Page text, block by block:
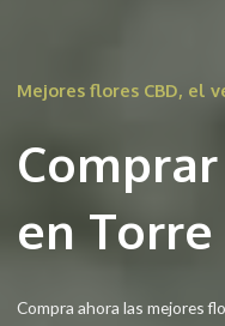
Mejores flores CBD, el
en
Compra ahora las mejores